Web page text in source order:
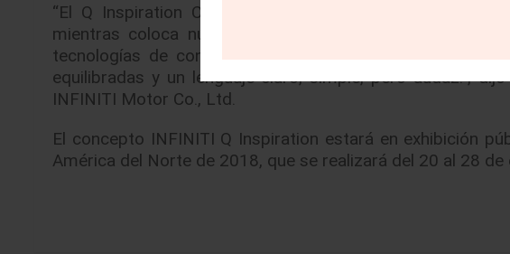
“El Q Inspiration Concept explora un nuevo lenguaje de
mientras coloca nuestras tecnologías más innovadoras
tecnologías de conducción autónoma y la experiencia
equilibradas y un lenguaje claro, simple, pero audaz.”,
INFINITI Motor Co., Ltd.
El concepto INFINITI Q Inspiration estará en exhibición
América del Norte de 2018, que se realizará del 20 al 28